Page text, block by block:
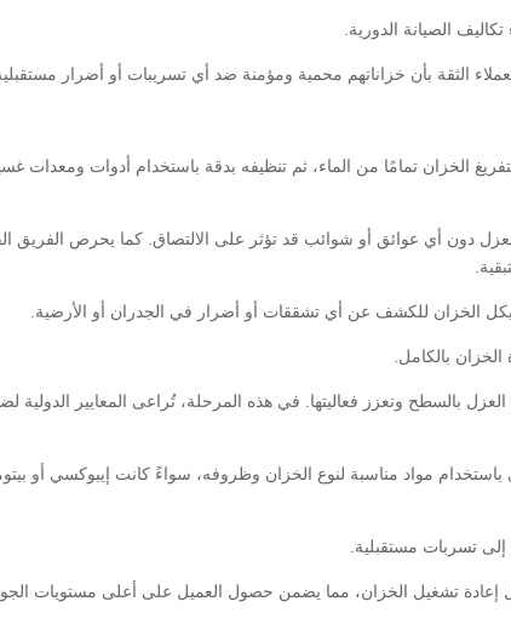
الصيانة الدورية.
الثقة بأن خزاناتهم محمية ومؤمنة ضد أي تسريبات أو أضرار
الخزان تمامًا من الماء، ثم تنظيفه بدقة باستخدام أدوات ومعدات
دون أي عوائق أو شوائب قد تؤثر على الالتصاق. كما يحرص الفريق
الخزان للكشف عن أي تشققات أو أضرار في الجدران أو الأرضية.
بالكامل.
بالسطح وتعزز فعاليتها. في هذه المرحلة، تُراعى المعايير الدولية
باستخدام مواد مناسبة لنوع الخزان وظروفه، سواءً كانت إيبوكسي أو
تسربات مستقبلية.
إعادة تشغيل الخزان، مما يضمن حصول العميل على أعلى مستويات